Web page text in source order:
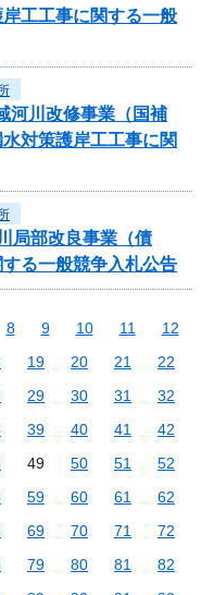
工工事に関する一般
川改修事業（国補
対策護岸工工事に関
局部改良事業（債
る一般競争入札公告
8 9 10 11
12
19 20 21
22
29 30 31
32
39 40 41
42
49 50 51
52
59 60 61
62
69 70 71
72
79 80 81
82